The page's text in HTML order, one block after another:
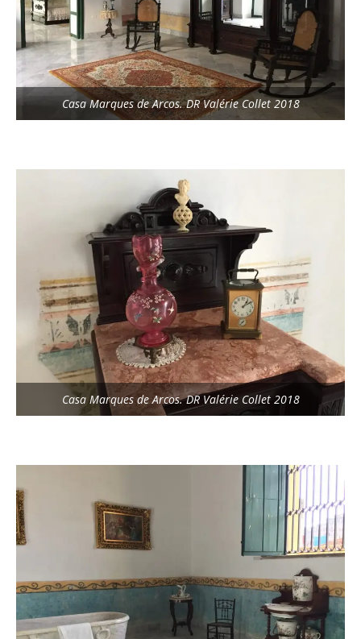
Casa Marques de Arcos. DR Valérie Collet 2018
Casa Marques de Arcos. DR Valérie Collet 2018